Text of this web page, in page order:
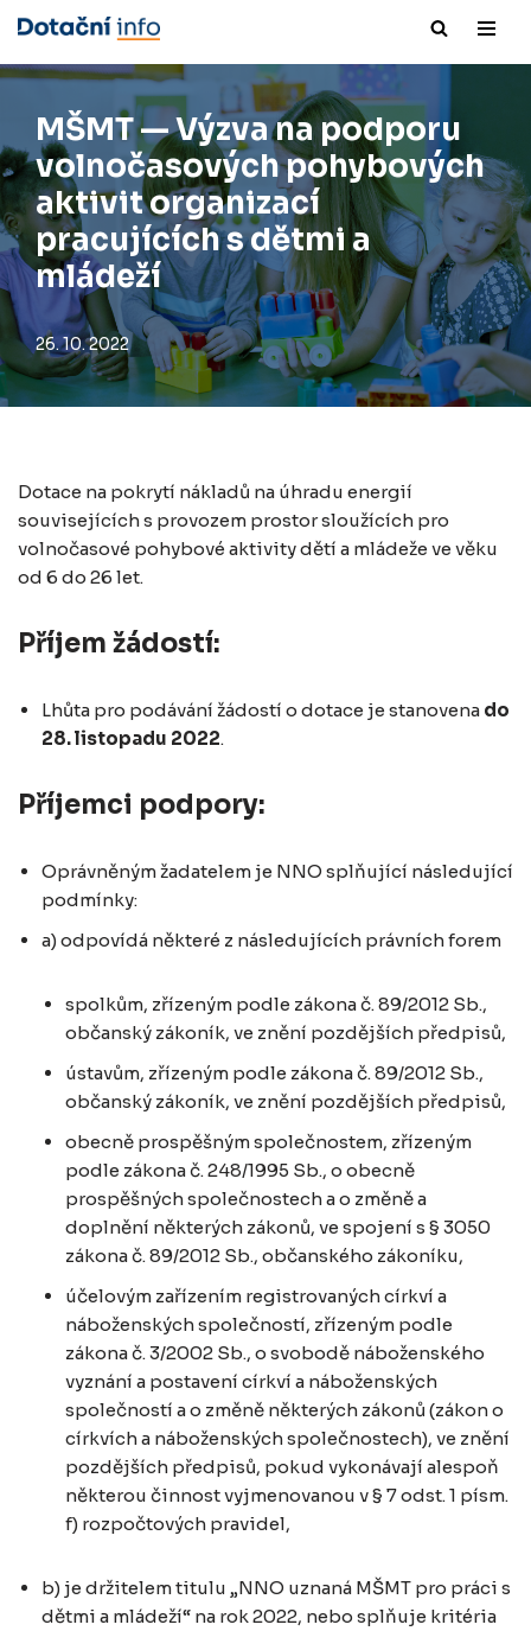
Přeskočit
obsah
MŠMT — Výzva na podporu
volnočasových pohybových
aktivit organizací
pracujících s dětmi a
mládeží
26. 10. 2022
Dotace na pokrytí nákladů na úhradu energií
souvisejících s provozem prostor sloužících pro
volnočasové pohybové aktivity dětí a mládeže ve věku
od 6 do 26 let.
Příjem žádostí:
Lhůta pro podávání žádostí o dotace je stanovena do
28. listopadu 2022.
Příjemci podpory:
Oprávněným žadatelem je NNO splňující následující
podmínky:
a) odpovídá některé z následujících právních forem
spolkům, zřízeným podle zákona č. 89/2012 Sb.,
občanský zákoník, ve znění pozdějších předpisů,
ústavům, zřízeným podle zákona č. 89/2012 Sb.,
občanský zákoník, ve znění pozdějších předpisů,
obecně prospěšným společnostem, zřízeným
podle zákona č. 248/1995 Sb., o obecně
prospěšných společnostech a o změně a
doplnění některých zákonů, ve spojení s § 3050
zákona č. 89/2012 Sb., občanského zákoníku,
účelovým zařízením registrovaných církví a
náboženských společností, zřízeným podle
zákona č. 3/2002 Sb., o svobodě náboženského
vyznání a postavení církví a náboženských
společností a o změně některých zákonů (zákon o
církvích a náboženských společnostech), ve znění
pozdějších předpisů, pokud vykonávají alespoň
některou činnost vyjmenovanou v § 7 odst. 1 písm.
f) rozpočtových pravidel,
b) je držitelem titulu „NNO uznaná MŠMT pro práci s
dětmi a mládeží“ na rok 2022, nebo splňuje kritéria